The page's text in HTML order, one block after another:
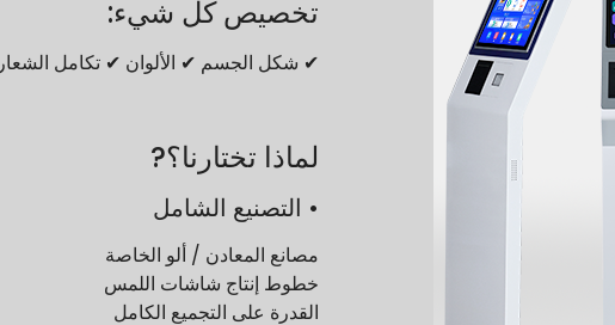
تخصيص كل شيء:
✔ شكل الجسم ✔ الألوان ✔ تكامل الشعار
لماذا تختارنا؟?
• التصنيع الشامل
مصانع المعادن / ألو الخاصة
خطوط إنتاج شاشات اللمس
القدرة على التجميع الكامل